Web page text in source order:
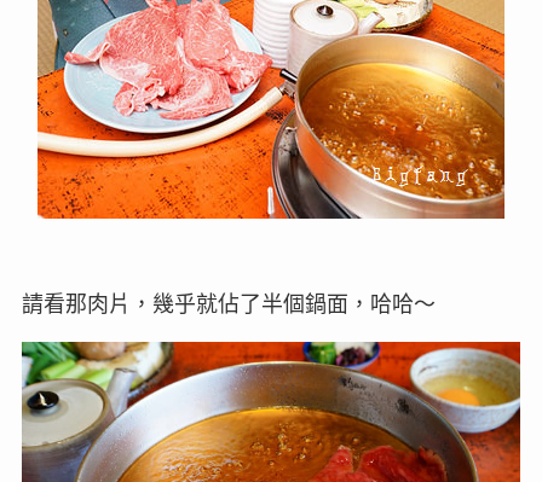
請看那肉片，幾乎就佔了半個鍋面，哈哈～